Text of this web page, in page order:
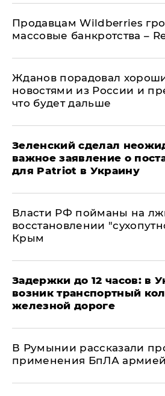
Продавцам Wildberries
массовые банкротства –
Жданов порадовал
новостями из России и
что будет дальше
Зеленский сделал
важное заявление о
для Patriot в Украину
Власти РФ пойманы на
восстановлении
Крым
Задержки до 12 часов: в
возник транспортный
железной дороге
В Румынии рассказали
применения БпЛА